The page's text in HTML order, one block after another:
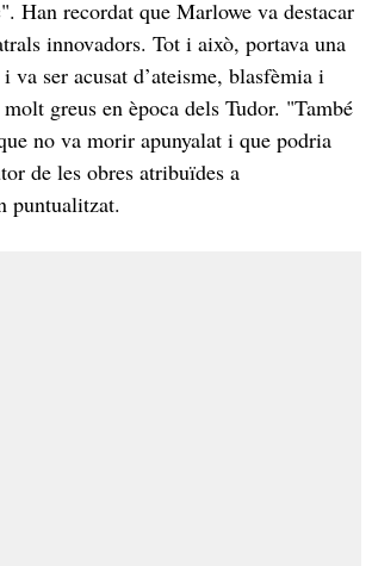
Han recordat que Marlowe va destacar
innovadors. Tot i això, portava una
va ser acusat d’ateisme, blasfèmia i
greus en època dels Tudor. "També
no va morir apunyalat i que podria
de les obres atribuïdes a
puntualitzat.